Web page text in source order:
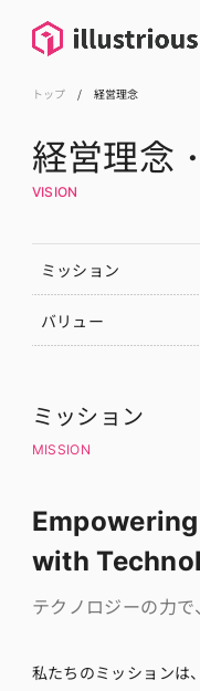
トップ / 経営理念
経営理念
VISION
ミッション
バリュー
ミッション
MISSION
with
テクノロジーの力で
私たちのミッションは